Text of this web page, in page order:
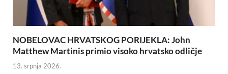
NOBELOVAC HRVATSKOG PORIJEKLA: John
Matthew Martinis primio visoko hrvatsko odličje
13. srpnja 2026.